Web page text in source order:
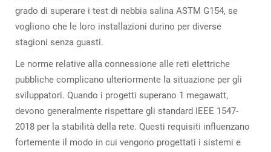
grado di superare i test di nebbia salina ASTM G154, se
vogliono che le loro installazioni durino per diverse
stagioni senza guasti.
Le norme relative alla connessione alle reti elettriche
pubbliche complicano ulteriormente la situazione per gli
sviluppatori. Quando i progetti superano 1 megawatt,
devono generalmente rispettare gli standard IEEE 1547-
2018 per la stabilità della rete. Questi requisiti influenzano
fortemente il modo in cui vengono progettati i sistemi e